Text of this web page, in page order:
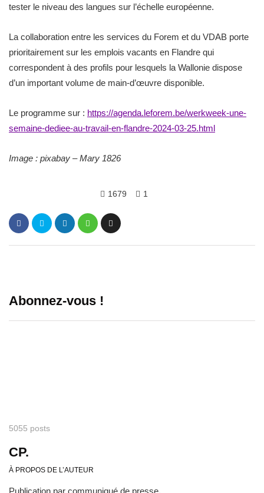
tester le niveau des langues sur l’échelle européenne.
La collaboration entre les services du Forem et du VDAB porte
prioritairement sur les emplois vacants en Flandre qui
correspondent à des profils pour lesquels la Wallonie dispose
d’un important volume de main-d’œuvre disponible.
Le programme sur : https://agenda.leforem.be/werkweek-une-
semaine-dediee-au-travail-en-flandre-2024-03-25.html
Image : pixabay – Mary 1826
1679 1
Abonnez-vous !
5055 posts
CP.
À PROPOS DE L’AUTEUR
Publication par communiqué de presse.